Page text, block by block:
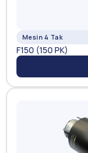
Mesin 4 Tak
F150 (150 PK)